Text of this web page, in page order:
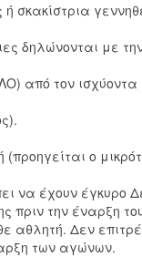
ή σκακίστρια
δηλώνονται με
από τον ισχύοντα
ο
έχουν έγκυρο
πριν την έναρξη
αθλητή. Δεν
των αγώνων.